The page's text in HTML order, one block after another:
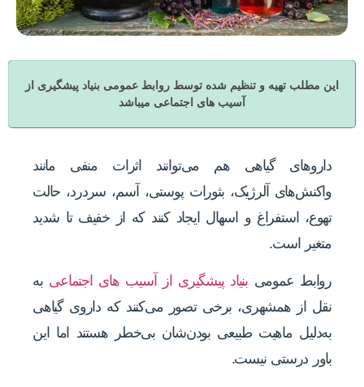
این مطلب تهیه و تنظیم شده توسط روابط عمومی بنیاد پیشگیری از
آسیب های اجتماعی میباشد
داروهای گیاهی هم می‌توانند اثرات منفی مانند
واکنش‌های آلرژیک، بثورات پوستی، آسم، سردرد، حالت
تهوع، استفراغ و اسهال ایجاد کنند که از خفیف تا شدید
متغیر است.
روابط عمومی بنیاد پیشگیری از آسیب های اجتماعی به
نقل از همشهری، برخی تصور می‌کنند که داروی گیاهی
به‌دلیل ماهیت طبیعی بودن‌شان بی‌خطر هستند اما این
باور درستی نیست.